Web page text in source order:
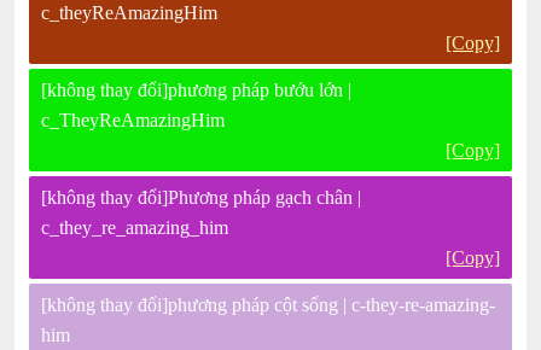
c_theyReAmazingHim
[Copy]
[không thay đổi]phương pháp bướu lớn |
c_TheyReAmazingHim
[Copy]
[không thay đổi]Phương pháp gạch chân |
c_they_re_amazing_him
[Copy]
[không thay đổi]phương pháp cột sống | c-they-re-amazing-
him